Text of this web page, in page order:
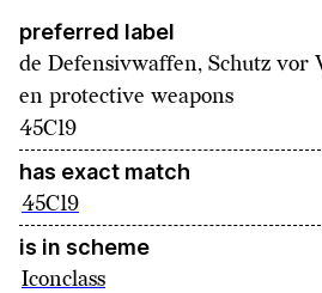
preferred label
de Defensivwaffen, Schutz vor
en protective weapons
45C19
has exact match
45C19
is in scheme
Iconclass